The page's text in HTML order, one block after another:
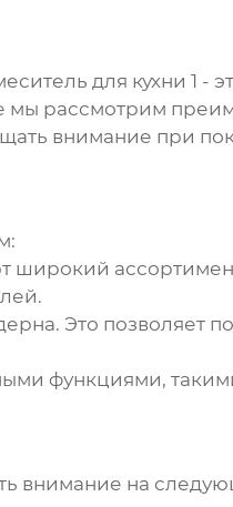
для кухни 1 -
мы рассмотрим
внимание при
широкий
Это позволяет
функциями,
внимание на